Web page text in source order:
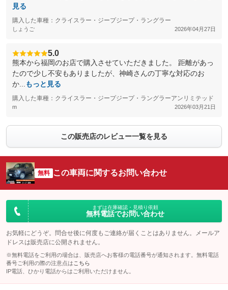
見る
購入した車種：クライスラー・ジープジープ・ラングラー
しょうご 2026年04月27日
5.0
熊本から福岡のお店で購入させていただきました。 距離があっ
たので少し不安もありましたが、神崎さんの丁寧な対応のお
か...
もっと見る
購入した車種：クライスラー・ジープジープ・ラングラーアンリミテッド
m 2026年03月21日
この販売店のレビュー一覧を見る
無料 この車両に関するお問い合わせ
まずは在庫確認・見積り依頼
無料電話でお問い合わせ
お気軽にどうぞ。問合せ後に何度もご連絡が届くことはありません。メールア
ドレスは販売店に公開されません。
※無料電話をご利用の場合は、販売店へお客様の電話番号が通知されます。無料電話
番号ご利用の際の注意点は こちら
IP電話、ひかり電話からはご利用いただけません。